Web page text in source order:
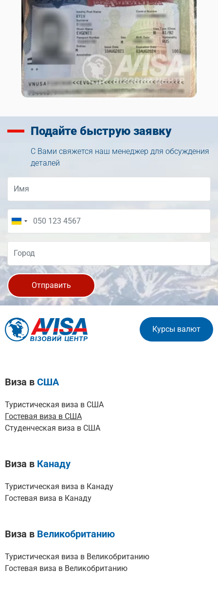
Подайте быструю заявку
С Вами свяжется наш менеджер для обсуждения
деталей
Отправить
Курсы валют
Виза в США
Туристическая виза в США
Гостевая виза в США
Студенческая виза в США
Виза в Канаду
Туристическая виза в Канаду
Гостевая виза в Канаду
Виза в Великобританию
Туристическая виза в Великобританию
Гостевая виза в Великобританию